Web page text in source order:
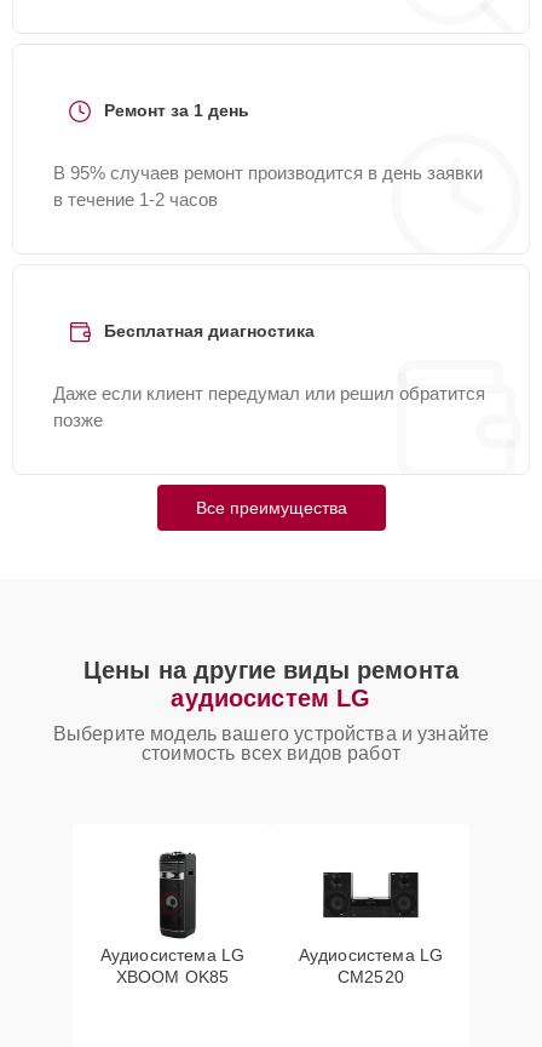
Ремонт за 1 день
В 95% случаев ремонт производится в день заявки
в течение 1-2 часов
Бесплатная диагностика
Даже если клиент передумал или решил обратится
позже
Все преимущества
Цены на другие виды ремонта
аудиосистем LG
Выберите модель вашего устройства и узнайте
стоимость всех видов работ
Аудиосистема LG
XBOOM OK85
Аудиосистема LG
CM2520